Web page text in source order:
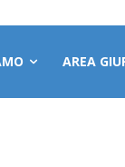
AREA